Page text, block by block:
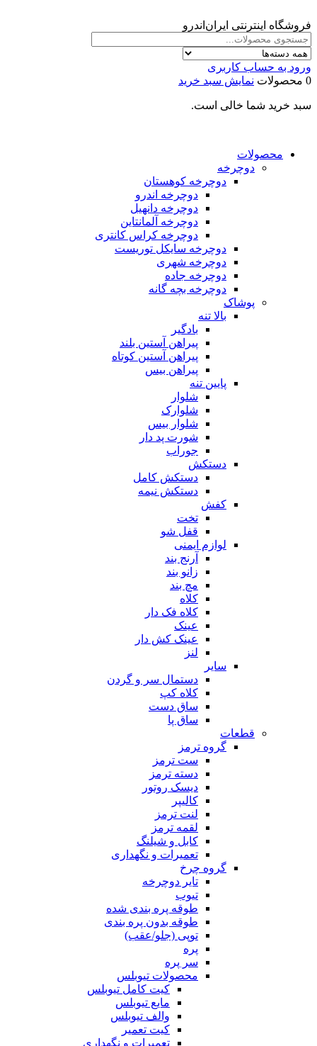
فروشگاه اینترنتی ایران‌اندرو
ورود به حساب کاربری
0 محصولات
نمایش سبد خرید
سبد خرید شما خالی است.
محصولات
دوچرخه
دوچرخه کوهستان
دوچرخه اندرو
دوچرخه دانهیل
دوچرخه آلمانتاین
دوچرخه کراس کانتری
دوچرخه سایکل توریست
دوچرخه شهری
دوچرخه جاده
دوچرخه بچه گانه
پوشاک
بالا تنه
بادگیر
پیراهن آستین بلند
پیراهن آستین کوتاه
پیراهن بیس
پایین تنه
شلوار
شلوارک
شلوار بیس
شورت پد دار
جوراب
دستکش
دستکش کامل
دستکش نیمه
کفش
تخت
قفل شو
لوازم ایمنی
آرنج بند
زانو بند
مچ بند
کلاه
کلاه فک دار
عینک
عینک کش دار
لنز
سایر
دستمال سر و گردن
کلاه کپ
ساق دست
ساق پا
قطعات
گروه ترمز
ست ترمز
دسته ترمز
دیسک روتور
کالیپر
لنت ترمز
لقمه ترمز
کابل و شیلنگ
تعمیرات و نگهداری
گروه چرخ
تایر دوچرخه
تیوب
طوقه پره بندی شده
طوقه بدون پره بندی
توپی (جلو/عقب)
پره
سر پره
محصولات تیوبلس
کیت کامل تیوبلس
مایع تیوبلس
والف تیوبلس
کیت تعمیر
تعمیرات و نگهداری